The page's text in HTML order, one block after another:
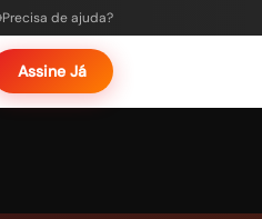
Precisa de ajuda?
Assine Já